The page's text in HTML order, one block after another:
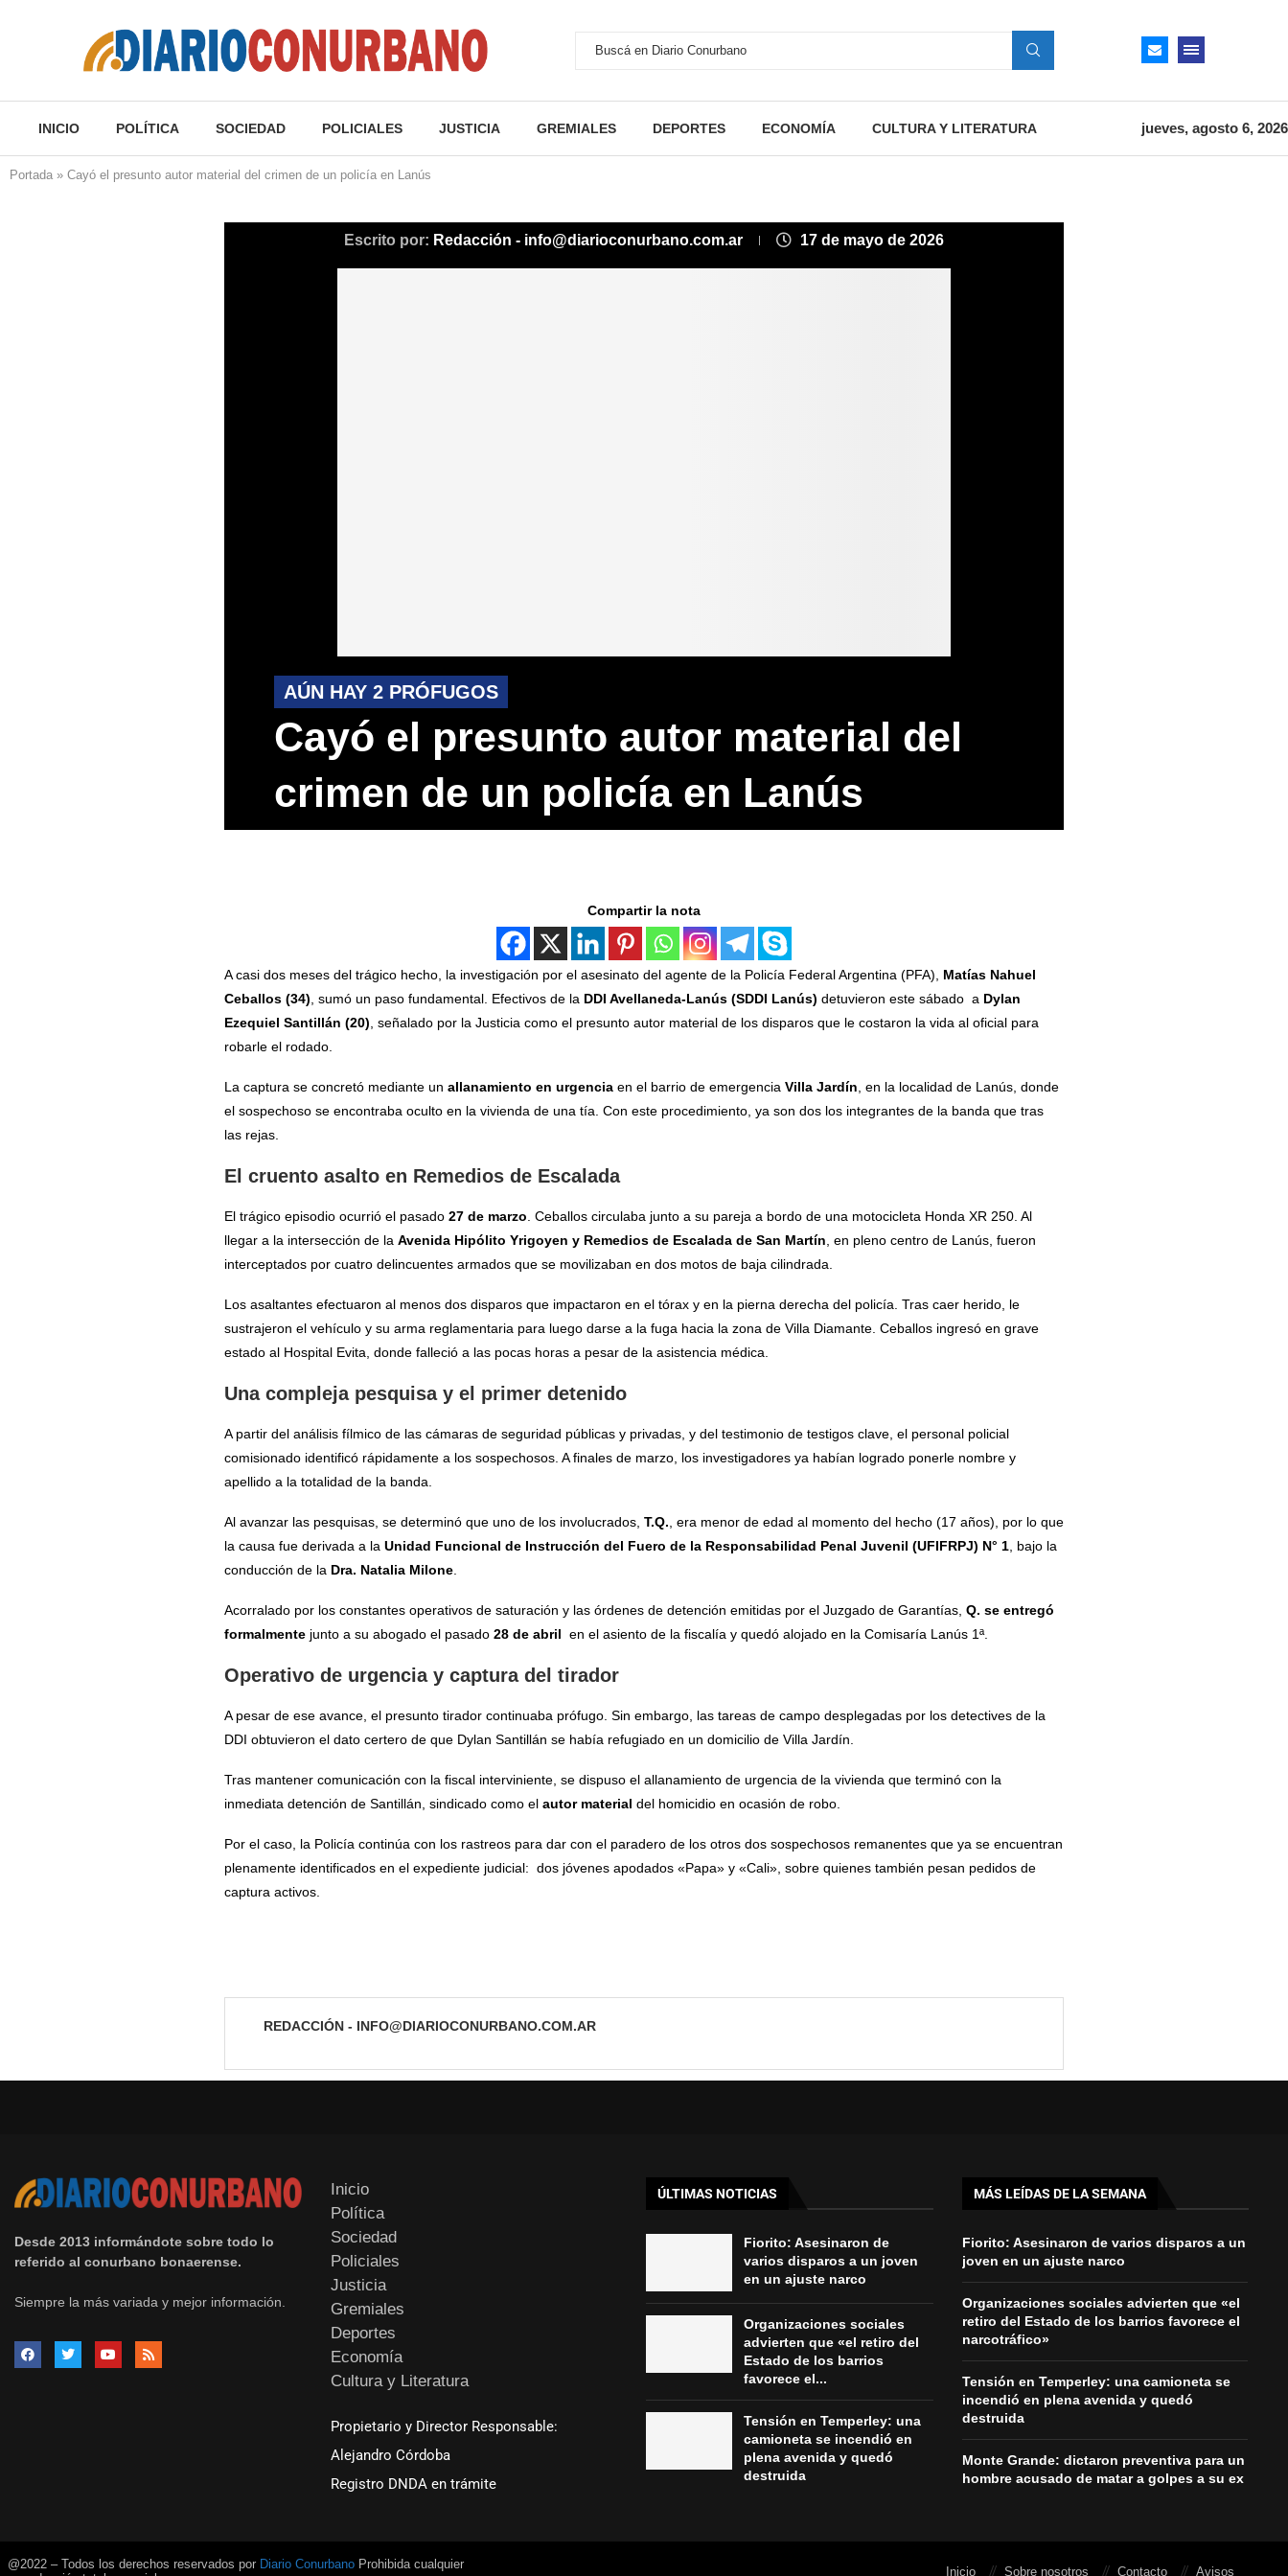
INICIO POLÍTICA SOCIEDAD POLICIALES JUSTICIA GREMIALES DEPORTES ECONOMÍA CULTURA Y LITERATURA jueves, agosto 6, 2026
Portada » Cayó el presunto autor material del crimen de un policía en Lanús
Escrito por: Redacción - info@diarioconurbano.com.ar 17 de mayo de 2026
AÚN HAY 2 PRÓFUGOS
Cayó el presunto autor material del
crimen de un policía en Lanús
Compartir la nota
A casi dos meses del trágico hecho, la investigación por el asesinato del agente de la Policía Federal Argentina (PFA), Matías Nahuel
Ceballos (34) , sumó un paso fundamental. Efectivos de la DDI Avellaneda-Lanús (SDDI Lanús) detuvieron este sábado a Dylan
Ezequiel Santillán (20) , señalado por la Justicia como el presunto autor material de los disparos que le costaron la vida al oficial para
robarle el rodado.
La captura se concretó mediante un allanamiento en urgenciaen el barrio de emergencia Villa Jardín , en la localidad de Lanús, donde
el sospechoso se encontraba oculto en la vivienda de una tía. Con este procedimiento, ya son dos los integrantes de la banda que tras
las rejas.
El cruento asalto en Remedios de Escalada
El trágico episodio ocurrió el pasado 27 de marzo . Ceballos circulaba junto a su pareja a bordo de una motocicleta Honda XR 250. Al
llegar a la intersección de la Avenida Hipólito Yrigoyen y Remedios de Escalada de San Martín , en pleno centro de Lanús, fueron
interceptados por cuatro delincuentes armados que se movilizaban en dos motos de baja cilindrada.
Los asaltantes efectuaron al menos dos disparos que impactaron en el tórax y en la pierna derecha del policía. Tras caer herido, le
sustrajeron el vehículo y su arma reglamentaria para luego darse a la fuga hacia la zona de Villa Diamante. Ceballos ingresó en grave
estado al Hospital Evita, donde falleció a las pocas horas a pesar de la asistencia médica.
Una compleja pesquisa y el primer detenido
A partir del análisis fílmico de las cámaras de seguridad públicas y privadas, y del testimonio de testigos clave, el personal policial
comisionado identificó rápidamente a los sospechosos. A finales de marzo, los investigadores ya habían logrado ponerle nombre y
apellido a la totalidad de la banda.
Al avanzar las pesquisas, se determinó que uno de los involucrados, T.Q. , era menor de edad al momento del hecho (17 años), por lo que
la causa fue derivada a la Unidad Funcional de Instrucción del Fuero de la Responsabilidad Penal Juvenil (UFIFRPJ) N° 1, bajo la
conducción de la Dra. Natalia Milone.
Acorralado por los constantes operativos de saturación y las órdenes de detención emitidas por el Juzgado de Garantías, Q. se entregó
formalmentejunto a su abogado el pasado 28 de abril en el asiento de la fiscalía y quedó alojado en la Comisaría Lanús 1ª.
Operativo de urgencia y captura del tirador
A pesar de ese avance, el presunto tirador continuaba prófugo. Sin embargo, las tareas de campo desplegadas por los detectives de la
DDI obtuvieron el dato certero de que Dylan Santillán se había refugiado en un domicilio de Villa Jardín.
Tras mantener comunicación con la fiscal interviniente, se dispuso el allanamiento de urgencia de la vivienda que terminó con la
inmediata detención de Santillán, sindicado como el autor material del homicidio en ocasión de robo.
Por el caso, la Policía continúa con los rastreos para dar con el paradero de los otros dos sospechosos remanentes que ya se encuentran
plenamente identificados en el expediente judicial: dos jóvenes apodados «Papa» y «Cali», sobre quienes también pesan pedidos de
captura activos.
REDACCIÓN - INFO@DIARIOCONURBANO.COM.AR
Desde 2013 informándote sobre todo lo
referido al conurbano bonaerense.
Siempre la más variada y mejor información.
Inicio
Política
Sociedad
Policiales
Justicia
Gremiales
Deportes
Economía
Cultura y Literatura
Propietario y Director Responsable:
Alejandro Córdoba
Registro DNDA en trámite
ÚLTIMAS NOTICIAS
Fiorito: Asesinaron de
varios disparos a un joven
en un ajuste narco
Organizaciones sociales
advierten que «el retiro del
Estado de los barrios
favorece el...
Tensión en Temperley: una
camioneta se incendió en
plena avenida y quedó
destruida
MÁS LEÍDAS DE LA SEMANA
Fiorito: Asesinaron de varios disparos a un
joven en un ajuste narco
Organizaciones sociales advierten que «el
retiro del Estado de los barrios favorece el
narcotráfico»
Tensión en Temperley: una camioneta se
incendió en plena avenida y quedó
destruida
Monte Grande: dictaron preventiva para un
hombre acusado de matar a golpes a su ex
@2022 – Todos los derechos reservados por Diario Conurbano Prohibida cualquier
Inicio Sobre nosotros Contacto Avisos